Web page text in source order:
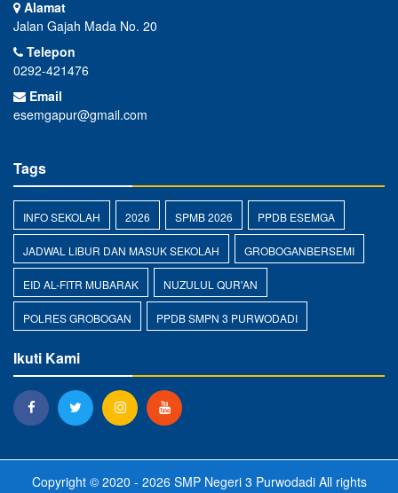
Alamat
Jalan Gajah Mada No. 20
Telepon
0292-421476
Email
esemgapur@gmail.com
Tags
INFO SEKOLAH 2026 SPMB 2026 PPDB ESEMGA
JADWAL LIBUR DAN MASUK SEKOLAH GROBOGANBERSEMI
EID AL-FITR MUBARAK NUZULUL QUR'AN
POLRES GROBOGAN PPDB SMPN 3 PURWODADI
Ikuti Kami
Copyright © 2020 - 2026 SMP Negeri 3 PurwodadiAll rights